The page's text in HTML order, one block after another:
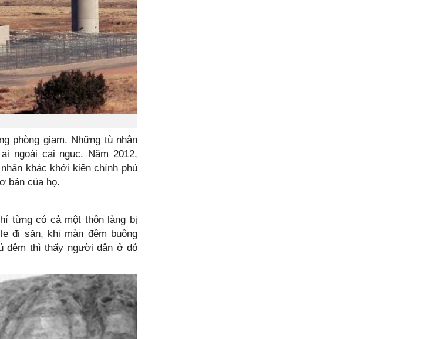
phòng giam. Những tù nhân
ngoài cai ngục. Năm 2012,
khác khởi kiện chính phủ
bản của họ.
từng có cả một thôn làng bị
đi săn, khi màn đêm buông
đêm thì thấy người dân ở đó